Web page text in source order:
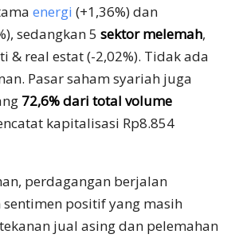
energi (+1,36%) dan
sedangkan 5 sektor melemah,
real estat (-2,02%). Tidak ada
Pasar saham syariah juga
72,6% dari total volume
kapitalisasi Rp8.854
perdagangan berjalan
positif yang masih
jual asing dan pelemahan